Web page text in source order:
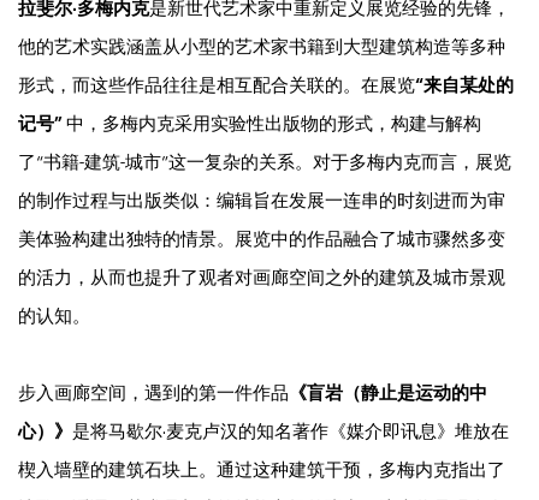
拉斐尔·多梅内克是新世代艺术家中重新定义展览经验的先锋，
他的艺术实践涵盖从小型的艺术家书籍到大型建筑构造等多种
形式，而这些作品往往是相互配合关联的。在展览“来自某处的
记号” 中，多梅内克采用实验性出版物的形式，构建与解构
了“书籍-建筑-城市”这一复杂的关系。对于多梅内克而言，展览
的制作过程与出版类似：编辑旨在发展一连串的时刻进而为审
美体验构建出独特的情景。展览中的作品融合了城市骤然多变
的活力，从而也提升了观者对画廊空间之外的建筑及城市景观
的认知。
步入画廊空间，遇到的第一件作品 《盲岩（静止是运动的中
心）》 是将马歇尔·麦克卢汉的知名著作《媒介即讯息》堆放在
楔入墙壁的建筑石块上。 通过这种建筑干预，多梅内克指出了